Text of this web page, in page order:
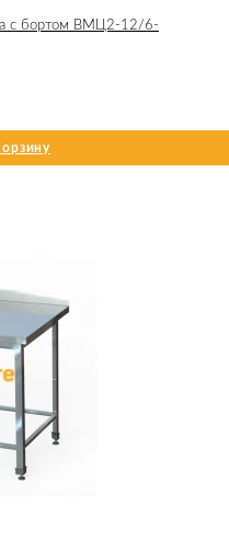
с бортом ВМЦ2-12/6-